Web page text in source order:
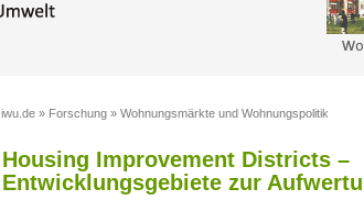
iwu.de » Forschung » Wohnungsmärkte und Wohnungspolitik
Housing Improvement Districts –
Entwicklungsgebiete zur